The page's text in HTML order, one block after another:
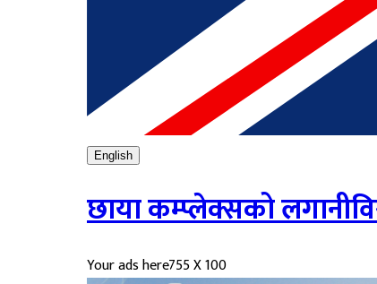
English
छाया कम्प्लेक्सको
Your ads here755 X 100